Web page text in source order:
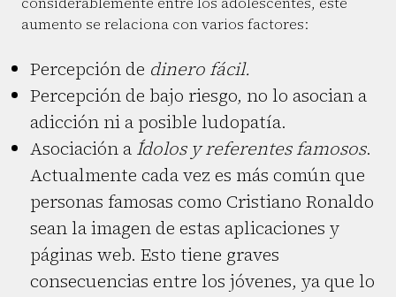
aumento se relaciona con varios factores:
Percepción de dinero fácil.
Percepción de bajo riesgo, no lo asocian a
adicción ni a posible ludopatía.
Asociación a Ídolos y referentes famosos.
Actualmente cada vez es más común que
personas famosas como Cristiano Ronaldo
sean la imagen de estas aplicaciones y
páginas web. Esto tiene graves
consecuencias entre los jóvenes, ya que lo